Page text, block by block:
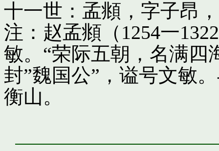
十一世：孟頫，字子昂
注：赵孟頫（1254一
敏。“荣际五朝，名满四
封”魏国公”，谥号文敏
衡山。